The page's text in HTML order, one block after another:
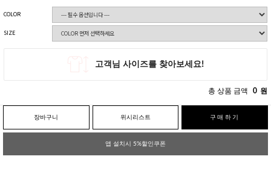
COLOR
SIZE
총 상품 금액 0 원
장바구니 위시리스트 구매하기
앱 설치시 5%할인쿠폰